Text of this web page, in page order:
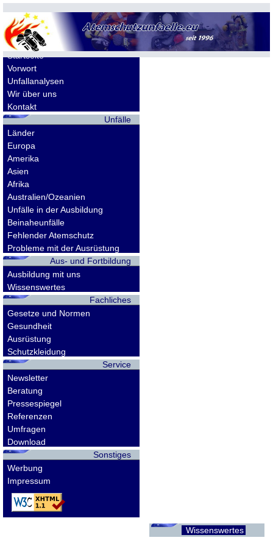
Allgemeines
Startseite
Vorwort
Unfallanalysen
Wir über uns
Kontakt
Unfälle
Länder
Europa
Amerika
Asien
Afrika
Australien/Ozeanien
Unfälle in der Ausbildung
Beinaheunfälle
Fehlender Atemschutz
Probleme mit der Ausrüstung
Aus- und Fortbildung
Ausbildung mit uns
Wissenswertes
Fachliches
Gesetze und Normen
Gesundheit
Ausrüstung
Schutzkleidung
Service
Newsletter
Beratung
Pressespiegel
Referenzen
Umfragen
Download
Sonstiges
Werbung
Impressum
Wissenswertes